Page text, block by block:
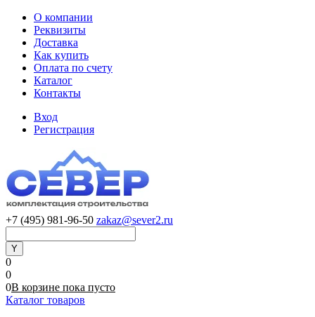
О компании
Реквизиты
Доставка
Как купить
Оплата по счету
Каталог
Контакты
Вход
Регистрация
+7 (495) 981-96-50 zakaz@sever2.ru
0
0
0В корзине пока пусто
Каталог товаров